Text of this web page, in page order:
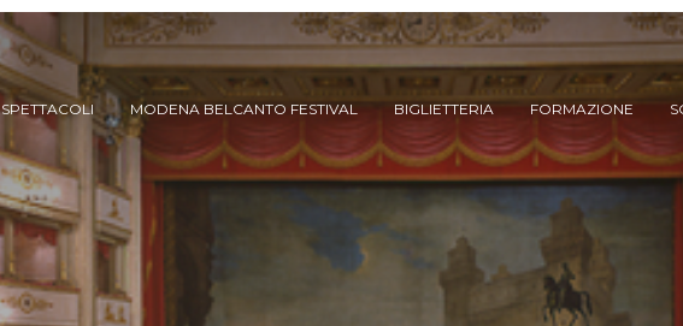
SPETTACOLI MODENA BELCANTO FESTIVAL BIGLIETTERIA FORMAZIONE